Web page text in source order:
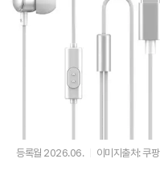
등록월 2026.06. 이미지출처: 쿠팡